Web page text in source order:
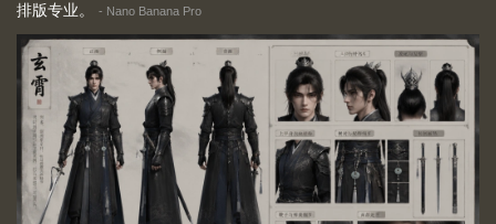
排版专业。
- Nano Banana Pro